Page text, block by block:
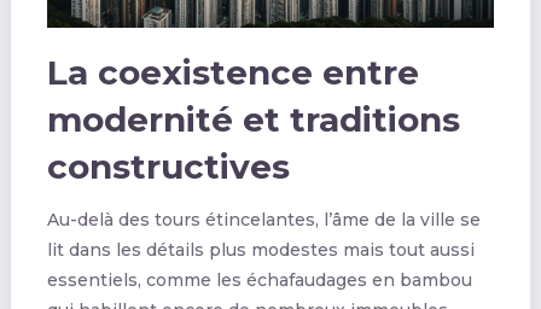
La coexistence entre
modernité et traditions
constructives
Au-delà des tours étincelantes, l’âme de la ville se
lit dans les détails plus modestes mais tout aussi
essentiels, comme les échafaudages en bambou